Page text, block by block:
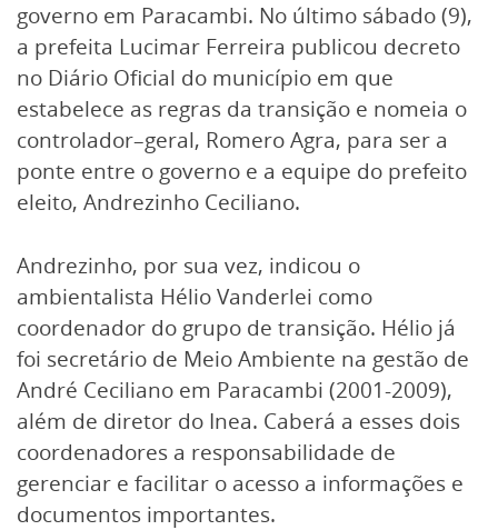
governo em Paracambi. No último sábado (9),
a prefeita Lucimar Ferreira publicou decreto
no Diário Oficial do município em que
estabelece as regras da transição e nomeia o
controlador–geral, Romero Agra, para ser a
ponte entre o governo e a equipe do prefeito
eleito, Andrezinho Ceciliano.
Andrezinho, por sua vez, indicou o
ambientalista Hélio Vanderlei como
coordenador do grupo de transição. Hélio já
foi secretário de Meio Ambiente na gestão de
André Ceciliano em Paracambi (2001-2009),
além de diretor do Inea. Caberá a esses dois
coordenadores a responsabilidade de
gerenciar e facilitar o acesso a informações e
documentos importantes.